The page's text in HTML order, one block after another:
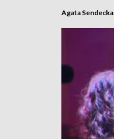
Agata Sendecka